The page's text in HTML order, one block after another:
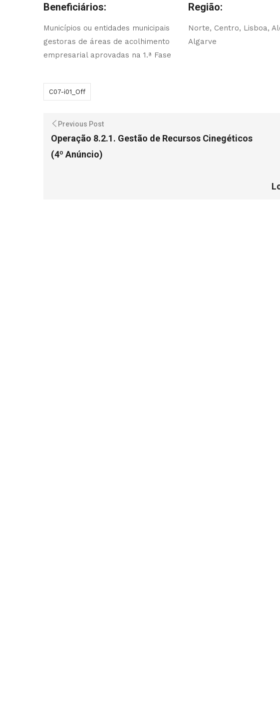
Beneficiários:
Municípios ou entidades municipais
gestoras de áreas de acolhimento
empresarial aprovadas na 1.ª Fase
Região:
Norte, Centro, Lisboa,
Algarve
C07-i01_Off
Previous Post
Operação 8.2.1. Gestão de Recursos Cinegéticos
(4º Anúncio)